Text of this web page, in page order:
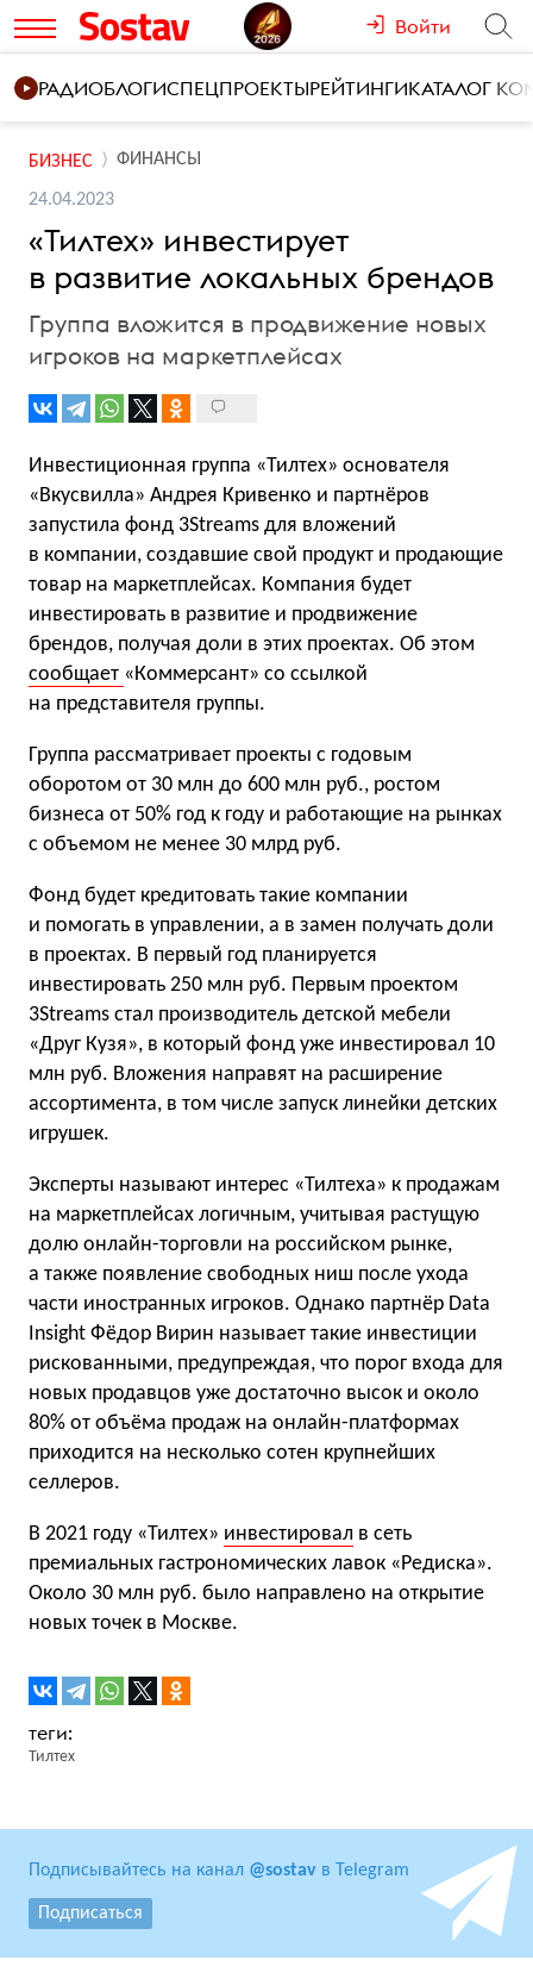
Войти
РАДИОБЛОГИСПЕЦПРОЕКТЫРЕЙТИНГИКАТАЛОГ
БИЗНЕС ФИНАНСЫ
24.04.2023
«Тилтех» инвестирует
в развитие локальных брендов
Группа вложится в продвижение новых
игроков на маркетплейсах
Инвестиционная группа «Тилтех» основателя
«Вкусвилла» Андрея Кривенко и партнёров
запустила фонд 3Streams для вложений
в компании, создавшие свой продукт и продающие
товар на маркетплейсах. Компания будет
инвестировать в развитие и продвижение
брендов, получая доли в этих проектах. Об этом
сообщает «Коммерсант» со ссылкой
на представителя группы.
Группа рассматривает проекты с годовым
оборотом от 30 млн до 600 млн руб., ростом
бизнеса от 50% год к году и работающие на рынках
с объемом не менее 30 млрд руб.
Фонд будет кредитовать такие компании
и помогать в управлении, а в замен получать доли
в проектах. В первый год планируется
инвестировать 250 млн руб. Первым проектом
3Streams стал производитель детской мебели
«Друг Кузя», в который фонд уже инвестировал 10
млн руб. Вложения направят на расширение
ассортимента, в том числе запуск линейки детских
игрушек.
Эксперты называют интерес «Тилтеха» к продажам
на маркетплейсах логичным, учитывая растущую
долю онлайн-торговли на российском рынке,
а также появление свободных ниш после ухода
части иностранных игроков. Однако партнёр Data
Insight Фёдор Вирин называет такие инвестиции
рискованными, предупреждая, что порог входа для
новых продавцов уже достаточно высок и около
80% от объёма продаж на онлайн-платформах
приходится на несколько сотен крупнейших
селлеров.
В 2021 году «Тилтех» инвестировал в сеть
премиальных гастрономических лавок «Редиска».
Около 30 млн руб. было направлено на открытие
новых точек в Москве.
Тилтех
Подписывайтесь на канал @sostav в Telegram
Подписаться